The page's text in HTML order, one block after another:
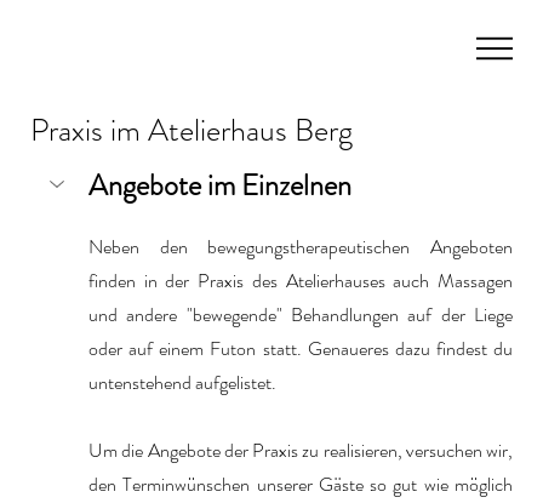
Praxis im Atelierhaus Berg
Angebote im Einzelnen
Neben den bewegungstherapeutischen Angeboten
finden in der Praxis des Atelierhauses auch Massagen
und andere "bewegende" Behandlungen auf der Liege
oder auf einem Futon statt. Genaueres dazu findest du
untenstehend aufgelistet.
Um die Angebote der Praxis zu realisieren, versuchen wir,
den Terminwünschen unserer Gäste so gut wie möglich